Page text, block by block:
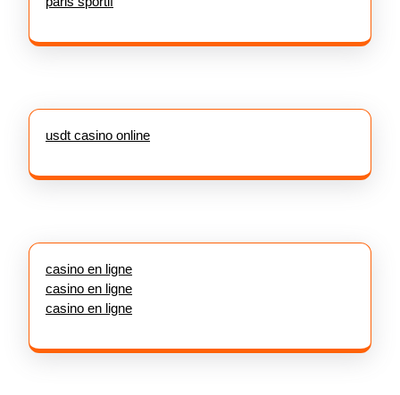
usdt casino online
casino en ligne
casino en ligne
casino en ligne